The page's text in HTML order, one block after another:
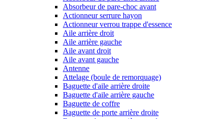
Absorbeur de pare-choc avant
Actionneur serrure hayon
Actionneur verrou trappe d'essence
Aile arrière droit
Aile arrière gauche
Aile avant droit
Aile avant gauche
Antenne
Attelage (boule de remorquage)
Baguette d'aile arrière droite
Baguette d'aile arrière gauche
Baguette de coffre
Baguette de porte arrière droite